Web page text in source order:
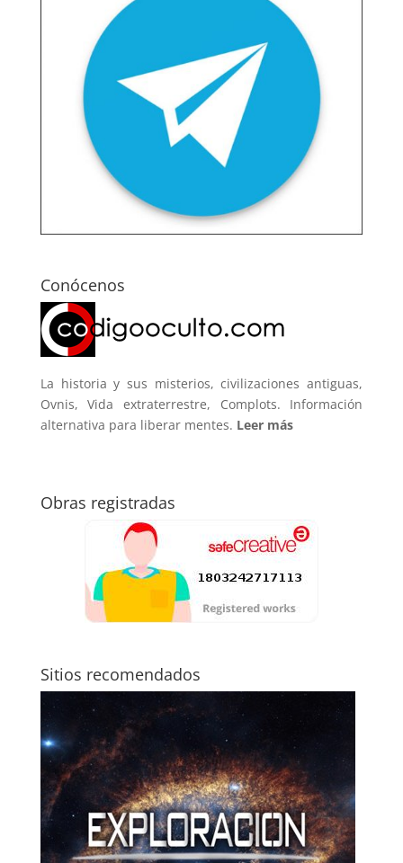
Conócenos
La historia y sus misterios, civilizaciones antiguas,
Ovnis, Vida extraterrestre, Complots. Información
alternativa para liberar mentes. Leer más
Obras registradas
Sitios recomendados